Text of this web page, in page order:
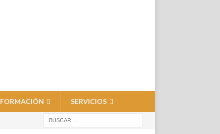
FORMACIÓN SERVICIOS